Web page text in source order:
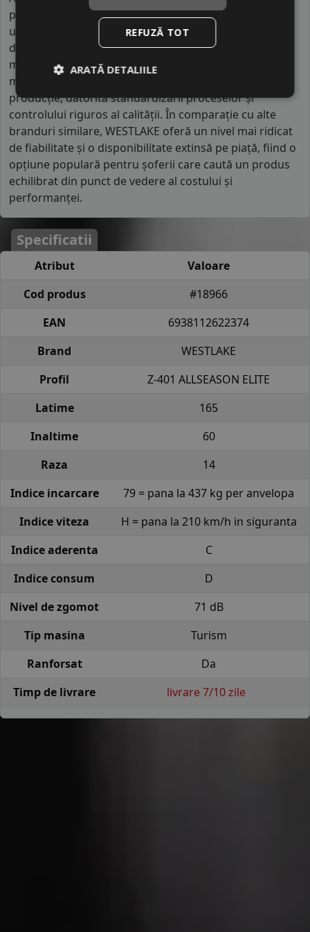
performanțe stabile, durabilitate și siguranță în
utilizarea zilnică, fiind potrivite pentru o gamă variată
de vehicule. Ceea ce diferențiază acest brand de alte
mărci din segmentul economic este capacitatea de a
menține o calitate constantă la volume mari de
producție, datorită standardizării proceselor și
controlului riguros al calității. În comparație cu alte
branduri similare, WESTLAKE oferă un nivel mai ridicat
de fiabilitate și o disponibilitate extinsă pe piață, fiind o
opțiune populară pentru șoferii care caută un produs
echilibrat din punct de vedere al costului și
performanței.
Specificatii
Atribut
Valoare
Cod produs
#18966
EAN
6938112622374
Brand
WESTLAKE
Profil
Z-401 ALLSEASON ELITE
Latime
165
Inaltime
60
Raza
14
Indice incarcare
79 = pana la 437 kg per anvelopa
Indice viteza
H = pana la 210 km/h in siguranta
Indice aderenta
C
Indice consum
D
Nivel de zgomot
71 dB
Tip masina
Turism
Ranforsat
Da
Timp de livrare
livrare 7/10 zile
REFUZĂ TOT
ARATĂ DETALIILE